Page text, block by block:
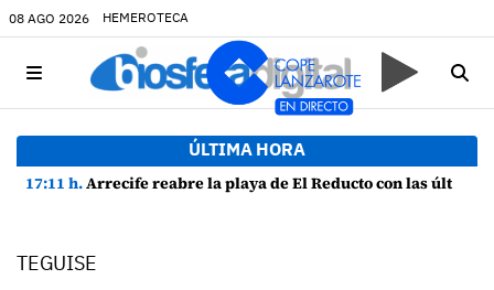
08 AGO 2026 HEMEROTECA
ÚLTIMA HORA
17:11 h.Arrecife reabre la playa de El Reducto con las últimas analíticas mostrando "una buena calidad de las aguas para el baño"
TEGUISE